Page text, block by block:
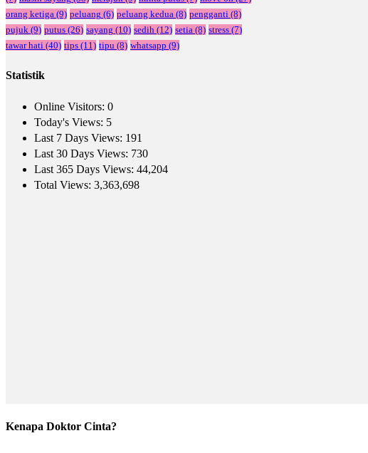
orang ketiga (9) peluang (6) peluang kedua (8) pengganti (8)
pujuk (9) putus (26) sayang (10) sedih (12) setia (8) stress (7)
tawar hati (40) tips (11) tipu (8) whatsapp (9)
Statistik
Online Visitors: 0
Today's Views: 5
Last 7 Days Views: 191
Last 30 Days Views: 730
Last 365 Days Views: 44,204
Total Views: 3,363,698
Kenapa Doktor Cinta?